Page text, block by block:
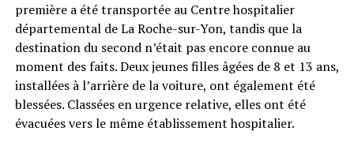
première a été transportée au Centre hospitalier
départemental de La Roche-sur-Yon, tandis que la
destination du second n’était pas encore connue au
moment des faits. Deux jeunes filles âgées de 8 et 13 ans,
installées à l’arrière de la voiture, ont également été
blessées. Classées en urgence relative, elles ont été
évacuées vers le même établissement hospitalier.